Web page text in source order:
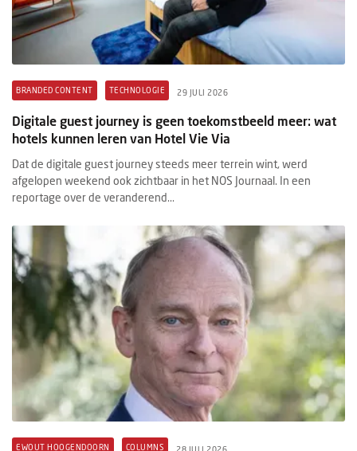
BRANDED CONTENT TECHNOLOGIE 29 JULI 2026
Digitale guest journey is geen toekomstbeeld meer: wat
hotels kunnen leren van Hotel Vie Via
Dat de digitale guest journey steeds meer terrein wint, werd
afgelopen weekend ook zichtbaar in het NOS Journaal. In een
reportage over de veranderend...
EWOUT HOOGENDOORN COLUMNS